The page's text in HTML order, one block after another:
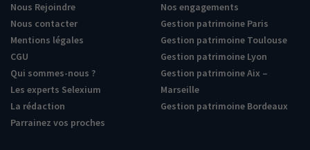
Nous Rejoindre
Nous contacter
Mentions légales
CGU
Qui sommes-nous ?
Les experts Selexium
La rédaction
Parrainez vos proches
Nos engagements
Gestion patrimoine Paris
Gestion patrimoine Toulouse
Gestion patrimoine Lyon
Gestion patrimoine Aix –
Marseille
Gestion patrimoine Bordeaux